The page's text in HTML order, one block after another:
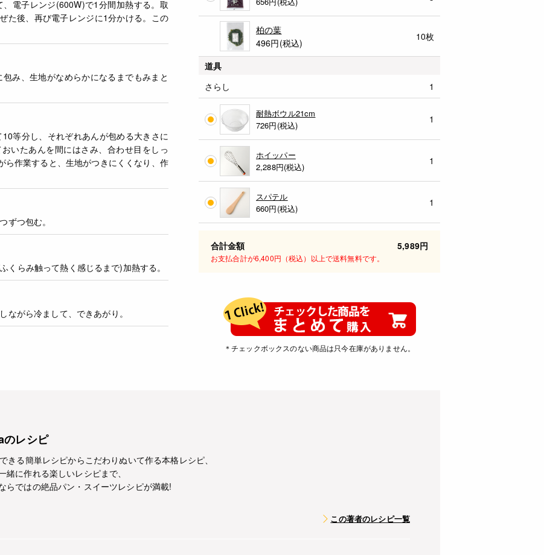
柏の葉
496円(税込)
10枚
道具
さらし
1
耐熱ボウル21cm
726円(税込)
1
ホイッパー
2,288円(税込)
1
スパテル
660円(税込)
1
合計金額 5,989円
お支払合計が6,400円（税込）以上で送料無料です。
＊チェックボックスのない商品は只今在庫がありません。
電子レンジ(600W)で1分間加熱する。取
た後、再び電子レンジに1分かける。この
み、生地がなめらかになるまでもみまと
等分し、それぞれあんが包める大きさに
いたあんを間にはさみ、合わせ目をしっ
作業すると、生地がつきにくくなり、作
ずつ包む。
らみ触って熱く感じるまで)加熱する。
ながら冷まして、できあがり。
レシピ
きる簡単レシピからこだわりぬいて作る本格レシピ、
緒に作れる楽しいレシピまで、
らではの絶品パン・スイーツレシピが満載!
この著者のレシピ一覧